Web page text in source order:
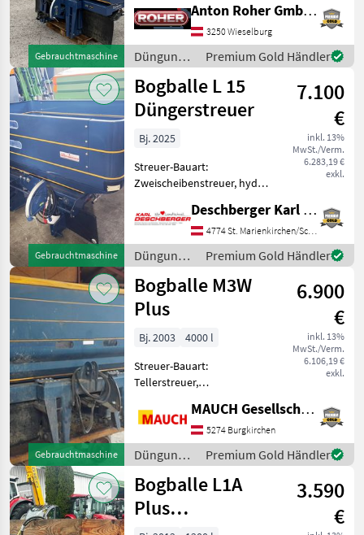
Gebrauchtmaschine
Grenzstreueinrichtung,
Streumengenverstellung *
Abdeckschwenkplane *
Kalibrator-Zurf
Bedienterminal * elektr. U
Anton Roher GmbH (ACA Center Roher)
3250 Wieselburg
Düngung
und
Beregnung
/ Bogballe
Premium Gold Händler
Gebrauchtmaschine
Bogballe L 15
Düngerstreuer
7.100
€
inkl. 13%
MwSt./Verm.
6.283,19 €
exkl.
Bj. 2025
Streuer-Bauart:
Zweischeibenstreuer, hydr.
Grenzstreueinrichtung
Bogballe L 15
Düngerstreuer (BJ: 2025) -
neuwertig mit 2
Behälteraufsätzen
(Gesamtinhalt m
Deschberger Karl Landtechnik GesmbH & Co KG
4774 St. Marienkirchen/Schärding
Düngung
und
Beregnung
/ Bogballe
Premium Gold Händler
Gebrauchtmaschine
Bogballe M3W
Plus
6.900
€
inkl. 13%
MwSt./Verm.
6.106,19 €
exkl.
Bj. 2003
4000 l
Streuer-Bauart:
Tellerstreuer,
Zum Verkauf steht ein Gut
erhaltener Bogballe
Wiegestreuer!
!Privatverkauf!
Ausstattung: - Terminal -
MAUCH Gesellschaft m.b.H. & Co.KG
5274 Burgkirchen
Düngung
und
Beregnung
/ Bogballe
Premium Gold Händler
Bogballe L1A
Plus
3.590
€